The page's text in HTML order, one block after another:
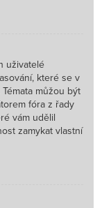
uživatelé
které se v
můžou být
fóra z řady
vám udělil
zamykat vlastní